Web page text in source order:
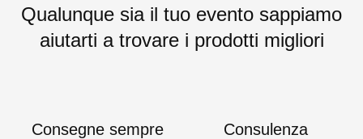
Qualunque sia il tuo evento sappiamo
aiutarti a trovare i prodotti migliori
Consegne sempre
Consulenza